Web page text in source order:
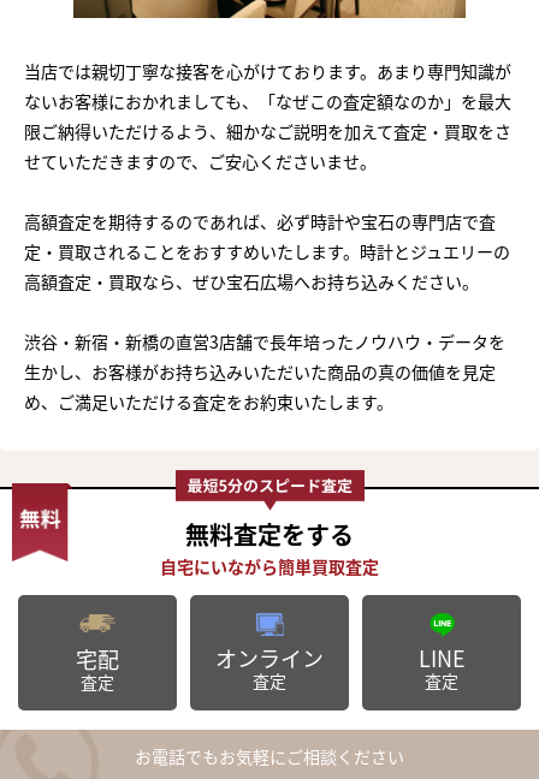
当店では親切丁寧な接客を心がけております。あまり専門知識が
ないお客様におかれましても、「なぜこの査定額なのか」を最大
限ご納得いただけるよう、細かなご説明を加えて査定・買取をさ
せていただきますので、ご安心くださいませ。
高額査定を期待するのであれば、必ず時計や宝石の専門店で査
定・買取されることをおすすめいたします。時計とジュエリーの
高額査定・買取なら、ぜひ宝石広場へお持ち込みください。
渋谷・新宿・新橋の直営3店舗で長年培ったノウハウ・データを
生かし、お客様がお持ち込みいただいた商品の真の価値を見定
め、ご満足いただける査定をお約束いたします。
無料査定をする
宅配
査定
オンライン
査定
LINE
査定
お電話でもお気軽にご相談ください